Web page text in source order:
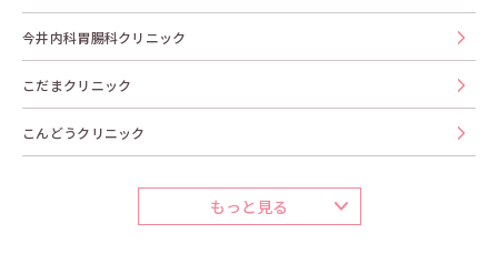
今井内科胃腸科クリニック
こだまクリニック
こんどうクリニック
もっと見る